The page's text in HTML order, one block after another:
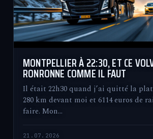
MONTPELLIER À 22:30, ET CE
RONRONNE COMME IL FAUT
Il était 22h30 quand j’ai quitté la
280 km devant moi et 6114 euros de
faire. Mon…
21.07.2026